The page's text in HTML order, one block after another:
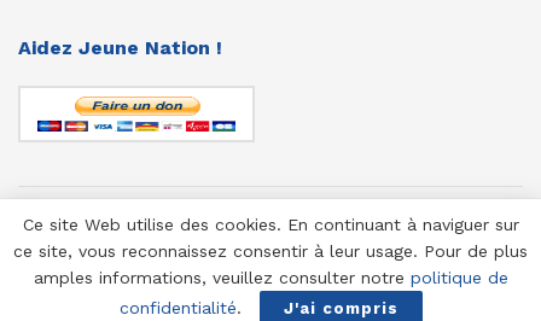
Aidez Jeune Nation !
© 1958-2025 Jeune Nation
Ce site Web utilise des cookies. En continuant à naviguer sur
ce site, vous reconnaissez consentir à leur usage. Pour de plus
amples informations, veuillez consulter notre politique de
confidentialité. J'ai compris